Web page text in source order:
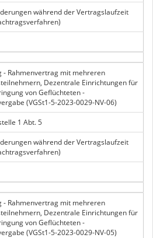
während der Vertragslaufzeit
- Rahmenvertrag mit mehreren
Dezentrale Einrichtungen für
von Geflüchteten -
(VGSt1-5-2023-0029-NV-06)
1 Abt. 5
während der Vertragslaufzeit
- Rahmenvertrag mit mehreren
Dezentrale Einrichtungen für
von Geflüchteten -
(VGSt1-5-2023-0029-NV-05)